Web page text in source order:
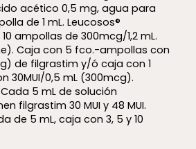
acético 0,5 mg, agua para
de 1 mL. Leucosos®
ampollas de 300mcg/1,2 mL.
Caja con 5 fco.-ampollas con
de filgrastim y/ó caja con 1
30MUI/0,5 mL (300mcg).
5 mL de solución
filgrastim 30 MUI y 48 MUI.
de 5 mL, caja con 3, 5 y 10